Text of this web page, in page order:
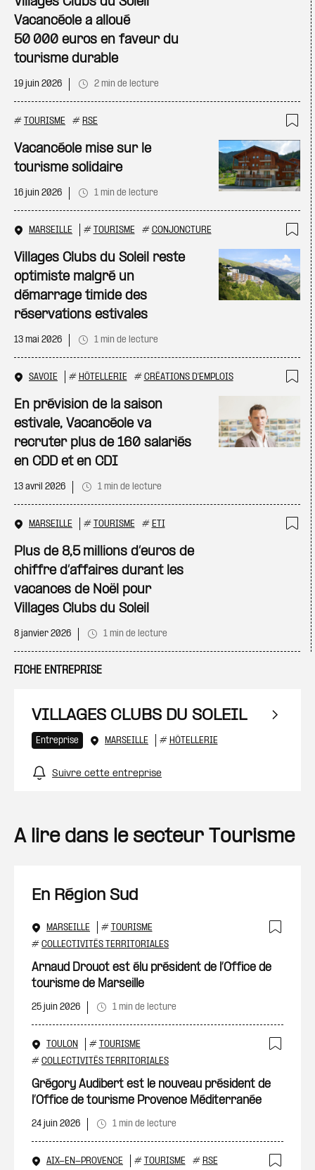
Vacancéole a alloué
50 000 euros en faveur du
tourisme durable
19 juin 2026 2 min de lecture
# TOURISME # RSE
Vacancéole mise sur le
tourisme solidaire
16 juin 2026 1 min de lecture
MARSEILLE # TOURISME # CONJONCTURE
Villages Clubs du Soleil reste
optimiste malgré un
démarrage timide des
réservations estivales
13 mai 2026 1 min de lecture
SAVOIE # HÔTELLERIE # CRÉATIONS D'EMPLOIS
En prévision de la saison
estivale, Vacancéole va
recruter plus de 160 salariés
en CDD et en CDI
13 avril 2026 1 min de lecture
MARSEILLE # TOURISME # ETI
Plus de 8,5 millions d’euros de
chiffre d’affaires durant les
vacances de Noël pour
Villages Clubs du Soleil
8 janvier 2026 1 min de lecture
FICHE ENTREPRISE
VILLAGES CLUBS DU SOLEIL
Entreprise MARSEILLE # HÔTELLERIE
Suivre cette entreprise
A lire dans le secteur Tourisme
En Région Sud
MARSEILLE # TOURISME
# COLLECTIVITÉS TERRITORIALES
Arnaud Drouot est élu président de l’Office de
tourisme de Marseille
25 juin 2026 1 min de lecture
TOULON # TOURISME
# COLLECTIVITÉS TERRITORIALES
Grégory Audibert est le nouveau président de
l’Office de tourisme Provence Méditerranée
24 juin 2026 1 min de lecture
AIX-EN-PROVENCE # TOURISME # RSE